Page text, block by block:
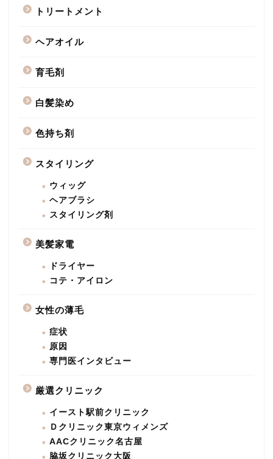
トリートメント
ヘアオイル
育毛剤
白髪染め
色持ち剤
スタイリング
ウィッグ
ヘアブラシ
スタイリング剤
美髪家電
ドライヤー
コテ・アイロン
女性の薄毛
症状
原因
専門医インタビュー
厳選クリニック
イースト駅前クリニック
Ｄクリニック東京ウィメンズ
AACクリニック名古屋
脇坂クリニック大阪